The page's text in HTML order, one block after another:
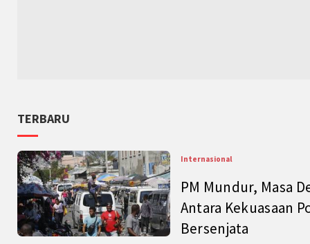
TERBARU
Internasional
PM Mundur, Masa
Antara Kekuasaan
Bersenjata